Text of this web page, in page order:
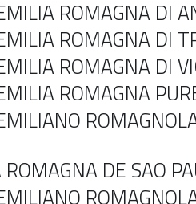
ROMAGNA DI
ROMAGNA DI
ROMAGNA DI
ROMAGNA
DE SAO